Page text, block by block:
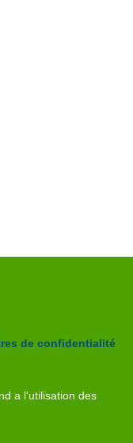
de confidentialité
a l'utilisation des